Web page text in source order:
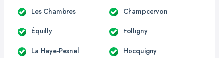
Les Chambres Champcervon
Équilly Folligny
La Haye-Pesnel Hocquigny